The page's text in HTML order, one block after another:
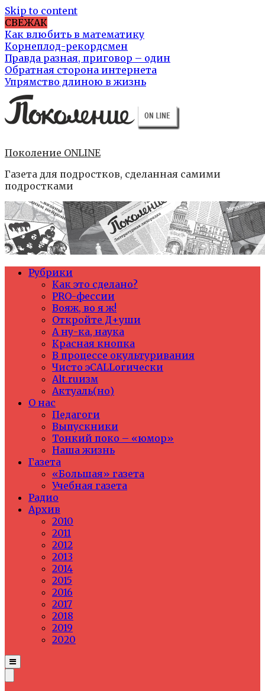
Skip to content
СВЕЖАК
Как влюбить в математику
Корнеплод-рекордсмен
Правда разная, приговор – один
Обратная сторона интернета
Упрямство длиною в жизнь
Поколение ONLINE
Газета для подростков, сделанная самими
подростками
Рубрики
Как это сделано?
PRO-фессии
Вояж, во я ж!
Откройте Д+уши
А ну-ка, наука
Красная кнопка
В процессе окультуривания
Чисто эCALLогически
Alt.ruизм
Актуаль(но)
О нас
Педагоги
Выпускники
Тонкий поко – «юмор»
Наша жизнь
Газета
«Большая» газета
Учебная газета
Радио
Архив
2010
2011
2012
2013
2014
2015
2016
2017
2018
2019
2020